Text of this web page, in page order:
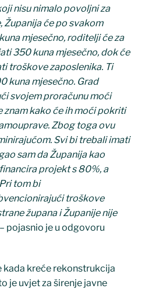
nisu nimalo povoljni za
Županija će po svakom
mjesečno, roditelji će za
350 kuna mjesečno, dok će
troškove zaposlenika. Ti
kuna mjesečno. Grad
svojem proračunu moći
znam kako će ih moći pokriti
Zbog toga ovu
Svi bi trebali imati
sam da Županija kao
projekt s 80%, a
tom bi
troškove
župana i Županijenije
– pojasnio je u odgovoru
kreće rekonstrukcija
je uvjet za širenje javne